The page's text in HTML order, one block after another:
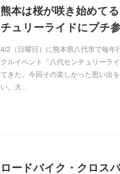
熊本は桜が咲き始めて
チュリーライドにプチ
4/2（日曜日）に熊本県八代市で毎年
クルイベント「八代センチュリーラ
てきた。今回その楽しかった思い出
い。大…
ロードバイク・クロス